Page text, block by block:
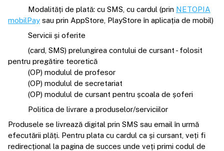
Modalități de plată: cu SMS, cu cardul (prin NETOPIA
mobilPay sau prin AppStore, PlayStore în aplicația de mobil)
Servicii și oferite
(card, SMS) prelungirea contului de cursant - folosit
pentru pregătire teoretică
(OP) modulul de profesor
(OP) modulul de secretariat
(OP) modulul de cursant pentru școala de șoferi
Politica de livrare a produselor/serviciilor
Produsele se livrează digital prin SMS sau email în urmă
efecutării plăți. Pentru plata cu cardul ca și cursant, veți fi
redirecțional la pagina de succes unde veți primi codul de